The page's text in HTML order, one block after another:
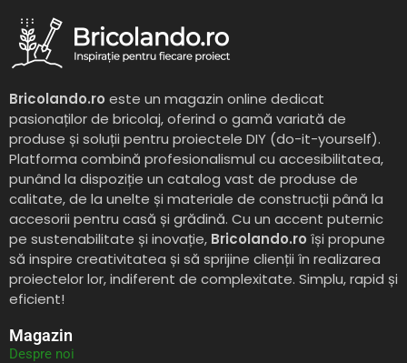
Bricolando.ro este un magazin online dedicat
pasionaților de bricolaj, oferind o gamă variată de
produse și soluții pentru proiectele DIY (do-it-yourself).
Platforma combină profesionalismul cu accesibilitatea,
punând la dispoziție un catalog vast de produse de
calitate, de la unelte și materiale de construcții până la
accesorii pentru casă și grădină. Cu un accent puternic
pe sustenabilitate și inovație, Bricolando.ro își propune
să inspire creativitatea și să sprijine clienții în realizarea
proiectelor lor, indiferent de complexitate. Simplu, rapid și
eficient!
Magazin
Despre noi